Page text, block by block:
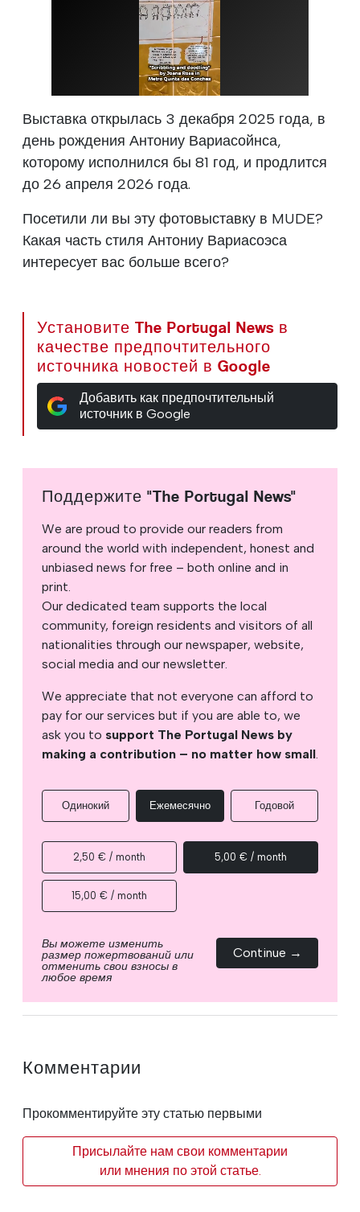
Выставка открылась 3 декабря 2025 года, в
день рождения Антониу Вариасойнса,
которому исполнился бы 81 год, и продлится
до 26 апреля 2026 года.
Посетили ли вы эту фотовыставку в MUDE?
Какая часть стиля Антониу Вариасоэса
интересует вас больше всего?
Установите The Portugal News в
качестве предпочтительного
источника новостей в Google
Добавить как предпочтительный
источник в Google
Поддержите "The Portugal News"
We are proud to provide our readers from
around the world with independent, honest and
unbiased news for free – both online and in
print.
Our dedicated team supports the local
community, foreign residents and visitors of all
nationalities through our newspaper, website,
social media and our newsletter.
We appreciate that not everyone can afford to
pay for our services but if you are able to, we
ask you to support The Portugal News by
making a contribution – no matter how small.
Одинокий Ежемесячно Годовой
2,50 € / month 5,00 € / month
15,00 € / month
Вы можете изменить
размер пожертвований или
отменить свои взносы в
любое время
Continue →
Комментарии
Прокомментируйте эту статью первыми
Присылайте нам свои комментарии
или мнения по этой статье.